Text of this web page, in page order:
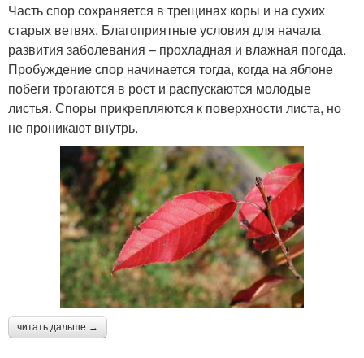
Часть спор сохраняется в трещинах коры и на сухих
старых ветвях. Благоприятные условия для начала
развития заболевания – прохладная и влажная погода.
Пробуждение спор начинается тогда, когда на яблоне
побеги трогаются в рост и распускаются молодые
листья. Споры прикрепляются к поверхности листа, но
не проникают внутрь.
читать дальше →